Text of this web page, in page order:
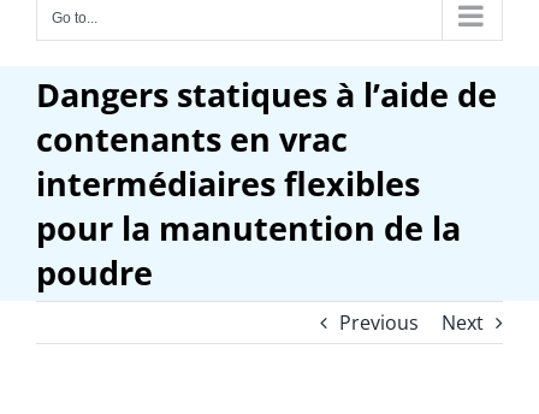
Go to...
Dangers statiques à l’aide de
contenants en vrac
intermédiaires flexibles
pour la manutention de la
poudre
Previous Next